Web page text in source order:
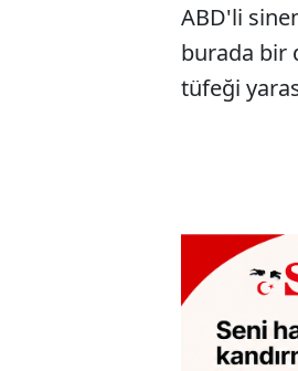
ABD'li
burada bir
tüfeği